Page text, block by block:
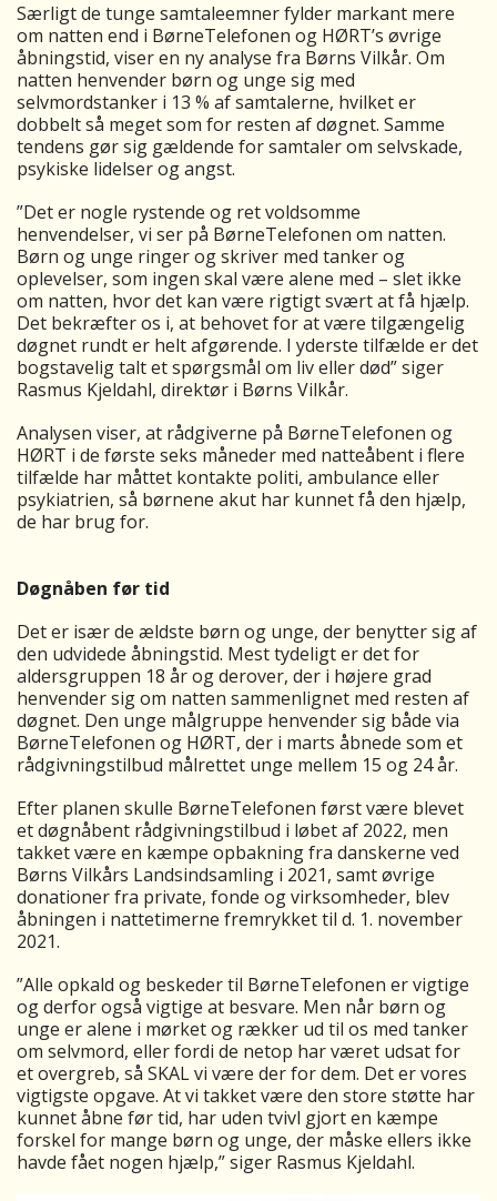
Særligt de tunge samtaleemner fylder markant mere
om natten end i BørneTelefonen og HØRT’s øvrige
åbningstid, viser en ny analyse fra Børns Vilkår. Om
natten henvender børn og unge sig med
selvmordstanker i 13 % af samtalerne, hvilket er
dobbelt så meget som for resten af døgnet. Samme
tendens gør sig gældende for samtaler om selvskade,
psykiske lidelser og angst.
”Det er nogle rystende og ret voldsomme
henvendelser, vi ser på BørneTelefonen om natten.
Børn og unge ringer og skriver med tanker og
oplevelser, som ingen skal være alene med – slet ikke
om natten, hvor det kan være rigtigt svært at få hjælp.
Det bekræfter os i, at behovet for at være tilgængelig
døgnet rundt er helt afgørende. I yderste tilfælde er det
bogstavelig talt et spørgsmål om liv eller død” siger
Rasmus Kjeldahl, direktør i Børns Vilkår.
Analysen viser, at rådgiverne på BørneTelefonen og
HØRT i de første seks måneder med natteåbent i flere
tilfælde har måttet kontakte politi, ambulance eller
psykiatrien, så børnene akut har kunnet få den hjælp,
de har brug for.
Døgnåben før tid
Det er især de ældste børn og unge, der benytter sig af
den udvidede åbningstid. Mest tydeligt er det for
aldersgruppen 18 år og derover, der i højere grad
henvender sig om natten sammenlignet med resten af
døgnet. Den unge målgruppe henvender sig både via
BørneTelefonen og HØRT, der i marts åbnede som et
rådgivningstilbud målrettet unge mellem 15 og 24 år.
Efter planen skulle BørneTelefonen først være blevet
et døgnåbent rådgivningstilbud i løbet af 2022, men
takket være en kæmpe opbakning fra danskerne ved
Børns Vilkårs Landsindsamling i 2021, samt øvrige
donationer fra private, fonde og virksomheder, blev
åbningen i nattetimerne fremrykket til d. 1. november
2021.
”Alle opkald og beskeder til BørneTelefonen er vigtige
og derfor også vigtige at besvare. Men når børn og
unge er alene i mørket og rækker ud til os med tanker
om selvmord, eller fordi de netop har været udsat for
et overgreb, så SKAL vi være der for dem. Det er vores
vigtigste opgave. At vi takket være den store støtte har
kunnet åbne før tid, har uden tvivl gjort en kæmpe
forskel for mange børn og unge, der måske ellers ikke
havde fået nogen hjælp,” siger Rasmus Kjeldahl.